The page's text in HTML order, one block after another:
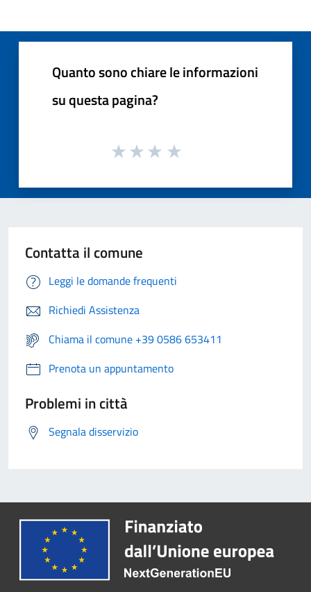
Quanto sono chiare le informazioni
su questa pagina?
Contatta il comune
Leggi le domande frequenti
Richiedi Assistenza
Chiama il comune +39 0586 653411
Prenota un appuntamento
Problemi in città
Segnala disservizio